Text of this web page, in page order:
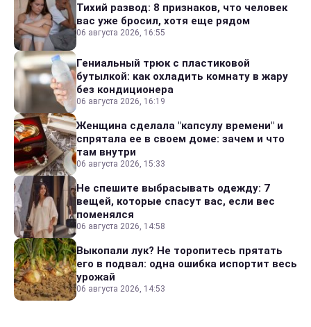
Тихий развод: 8 признаков, что человек
вас уже бросил, хотя еще рядом
06 августа 2026, 16:55
Гениальный трюк с пластиковой
бутылкой: как охладить комнату в жару
без кондиционера
06 августа 2026, 16:19
Женщина сделала "капсулу времени" и
спрятала ее в своем доме: зачем и что
там внутри
06 августа 2026, 15:33
Не спешите выбрасывать одежду: 7
вещей, которые спасут вас, если вес
поменялся
06 августа 2026, 14:58
Выкопали лук? Не торопитесь прятать
его в подвал: одна ошибка испортит весь
урожай
06 августа 2026, 14:53